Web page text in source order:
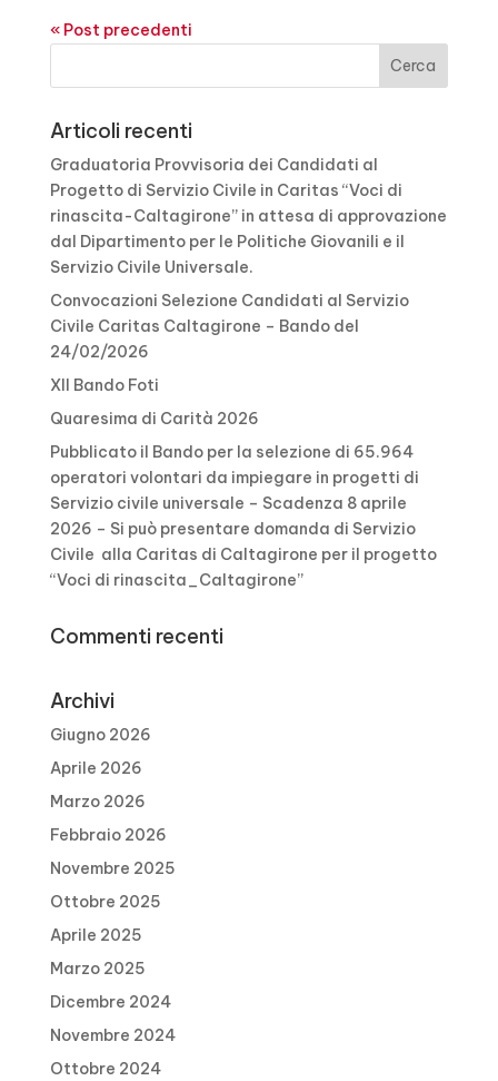
« Post precedenti
Articoli recenti
Graduatoria Provvisoria dei Candidati al
Progetto di Servizio Civile in Caritas “Voci di
rinascita-Caltagirone” in attesa di approvazione
dal Dipartimento per le Politiche Giovanili e il
Servizio Civile Universale.
Convocazioni Selezione Candidati al Servizio
Civile Caritas Caltagirone – Bando del
24/02/2026
XII Bando Foti
Quaresima di Carità 2026
Pubblicato il Bando per la selezione di 65.964
operatori volontari da impiegare in progetti di
Servizio civile universale – Scadenza 8 aprile
2026 – Si può presentare domanda di Servizio
Civile alla Caritas di Caltagirone per il progetto
“Voci di rinascita_Caltagirone”
Commenti recenti
Archivi
Giugno 2026
Aprile 2026
Marzo 2026
Febbraio 2026
Novembre 2025
Ottobre 2025
Aprile 2025
Marzo 2025
Dicembre 2024
Novembre 2024
Ottobre 2024